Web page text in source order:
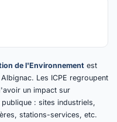
de l'Environnement est
Les ICPE regroupent
un impact sur
: sites industriels,
stations-services, etc.